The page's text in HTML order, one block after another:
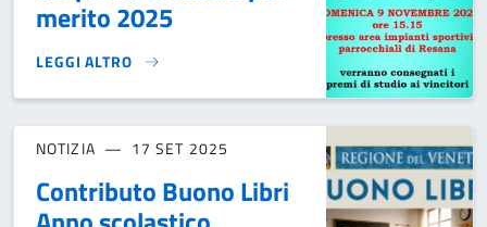
merito 2025
LEGGI ALTRO
CERIMONIA DI CONSEGNA DEI PREMI DI STUDIO PER
NOTIZIA 17 SET 2025
Contributo Buono Libri